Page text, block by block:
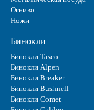
Огниво
Ножи
Бинокли
Бинокли Tasco
Бинокли Alpen
Бинокли Breaker
Бинокли Bushnell
Бинокли Comet